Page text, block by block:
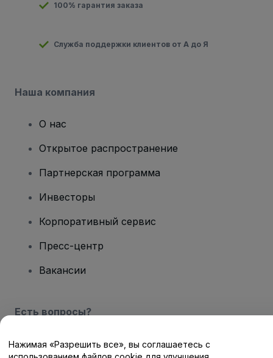
100% гарантия заказа
Служба поддержки клиентов от А до Я
Наша компания
О нас
Открытое распространение
Партнерская программа
Инвесторы
Корпоративный сервис
Пресс-центр
Вакансии
Есть вопросы?
Центр помощи / Свяжитесь с нами
Нажимая «Разрешить все», вы соглашаетесь с